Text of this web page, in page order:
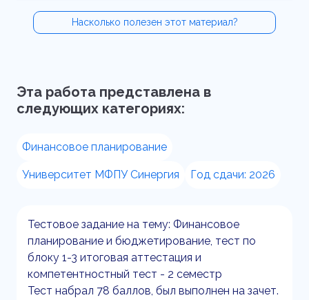
Насколько полезен этот материал?
Эта работа представлена в
следующих категориях:
Финансовое планирование
Университет МФПУ Синергия Год сдачи: 2026
Тестовое задание на тему: Финансовое
планирование и бюджетирование, тест по
блоку 1-3 итоговая аттестация и
компетентностный тест - 2 семестр
Тест набрал 78 баллов, был выполнен на зачет.